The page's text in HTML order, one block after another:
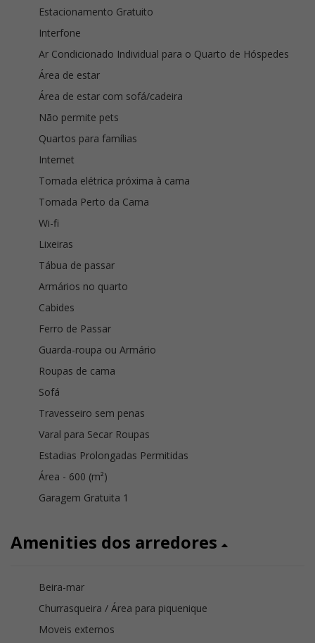
Estacionamento Gratuito
Interfone
Ar Condicionado Individual para o Quarto de Hóspedes
Área de estar
Área de estar com sofá/cadeira
Não permite pets
Quartos para famílias
Internet
Tomada elétrica próxima à cama
Tomada Perto da Cama
Wi-fi
Lixeiras
Tábua de passar
Armários no quarto
Cabides
Ferro de Passar
Guarda-roupa ou Armário
Roupas de cama
Sofá
Travesseiro sem penas
Varal para Secar Roupas
Estadias Prolongadas Permitidas
Área - 600 (m²)
Garagem Gratuita 1
Amenities dos arredores
Beira-mar
Churrasqueira / Área para piquenique
Moveis externos